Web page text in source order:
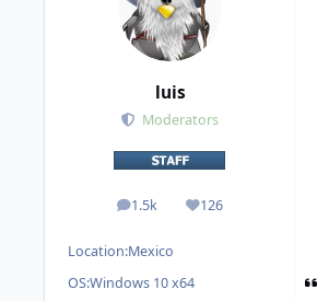
luis
Moderators
1.5k
posts 126
Reputation
Location:Mexico
OS:Windows 10 x64